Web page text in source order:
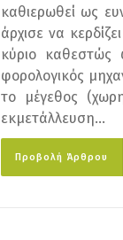
καθιερωθεί ως
άρχισε να
κύριο καθεστώς
φορολογικός
το μέγεθος
εκμετάλλευση...
Προβολή Άρθρου